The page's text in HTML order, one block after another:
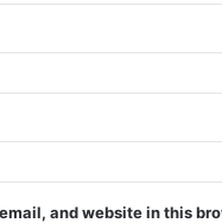
and website in this